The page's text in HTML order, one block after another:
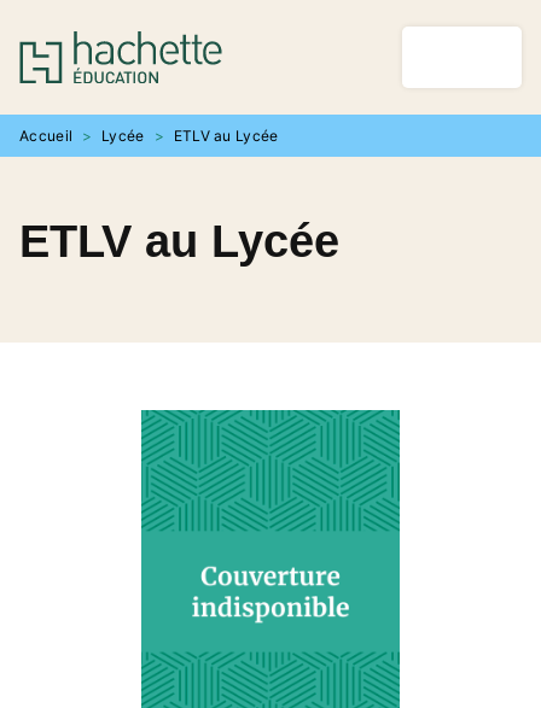
MENU RECHERCHE
PIED DE PAGE
Accueil > Lycée > ETLV au Lycée
ETLV au Lycée